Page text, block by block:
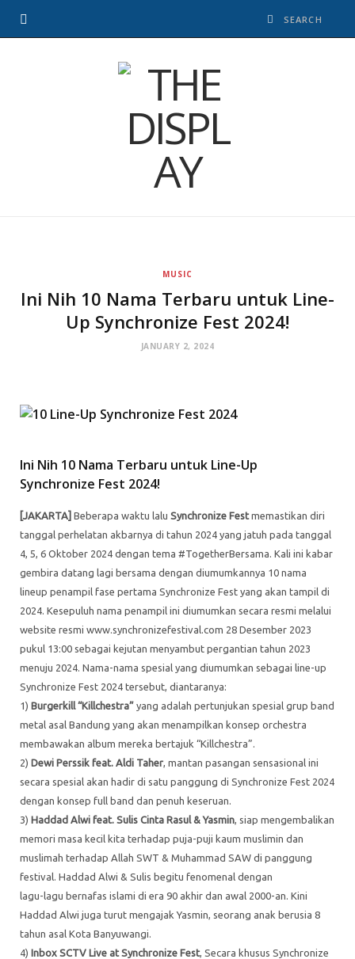
MUSIC
Ini Nih 10 Nama Terbaru untuk Line-
Up Synchronize Fest 2024!
JANUARY 2, 2024
Ini Nih 10 Nama Terbaru untuk Line-Up
Synchronize Fest 2024!
[JAKARTA] Beberapa waktu lalu Synchronize Festmemastikan diri
tanggal perhelatan akbarnya di tahun 2024 yang jatuh pada tanggal
4, 5, 6 Oktober 2024 dengan tema #TogetherBersama. Kali ini kabar
gembira datang lagi bersama dengan diumumkannya 10 nama
lineup penampil fase pertama Synchronize Fest yang akan tampil di
2024. Kesepuluh nama penampil ini diumumkan secara resmi melalui
website resmi www.synchronizefestival.com 28 Desember 2023
pukul 13:00 sebagai kejutan menyambut pergantian tahun 2023
menuju 2024. Nama-nama spesial yang diumumkan sebagai line-up
Synchronize Fest 2024 tersebut, diantaranya:
1) Burgerkill “Killchestra” yang adalah pertunjukan spesial grup band
metal asal Bandung yang akan menampilkan konsep orchestra
membawakan album mereka bertajuk “Killchestra”.
2) Dewi Perssik feat. Aldi Taher, mantan pasangan sensasional ini
secara spesial akan hadir di satu panggung di Synchronize Fest 2024
dengan konsep full band dan penuh keseruan.
3) Haddad Alwi feat. Sulis Cinta Rasul & Yasmin, siap mengembalikan
memori masa kecil kita terhadap puja-puji kaum muslimin dan
muslimah terhadap Allah SWT & Muhammad SAW di panggung
festival. Haddad Alwi & Sulis begitu fenomenal dengan
lagu-lagu bernafas islami di era 90 akhir dan awal 2000-an. Kini
Haddad Alwi juga turut mengajak Yasmin, seorang anak berusia 8
tahun asal Kota Banyuwangi.
4) Inbox SCTV Live at Synchronize Fest, Secara khusus Synchronize